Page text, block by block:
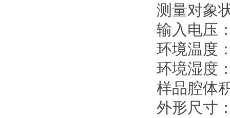
测量对象
输入电压
环境温度
环境湿度
样品腔体
外形尺寸